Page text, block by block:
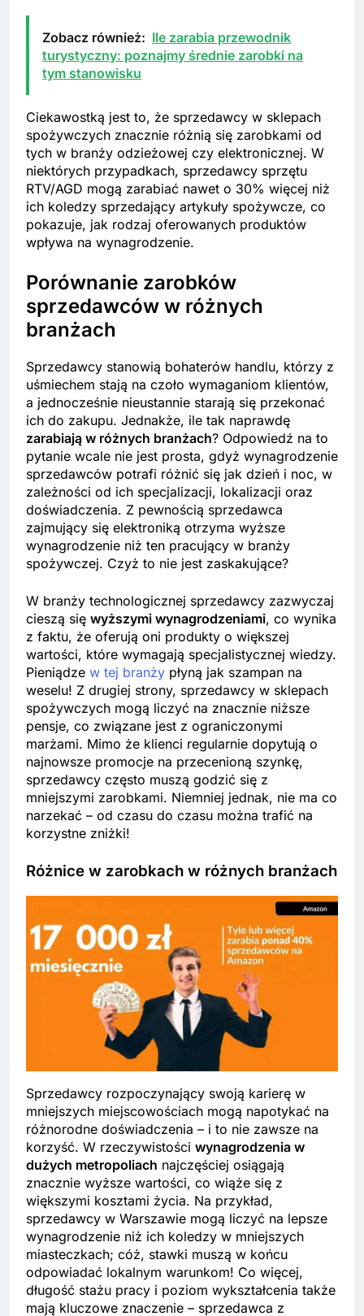
Zobacz również: Ile zarabia przewodnik
turystyczny: poznajmy średnie zarobki na
tym stanowisku
Ciekawostką jest to, że sprzedawcy w sklepach
spożywczych znacznie różnią się zarobkami od
tych w branży odzieżowej czy elektronicznej. W
niektórych przypadkach, sprzedawcy sprzętu
RTV/AGD mogą zarabiać nawet o 30% więcej niż
ich koledzy sprzedający artykuły spożywcze, co
pokazuje, jak rodzaj oferowanych produktów
wpływa na wynagrodzenie.
Porównanie zarobków
sprzedawców w różnych
branżach
Sprzedawcy stanowią bohaterów handlu, którzy z
uśmiechem stają na czoło wymaganiom klientów,
a jednocześnie nieustannie starają się przekonać
ich do zakupu. Jednakże, ile tak naprawdę
zarabiają w różnych branżach? Odpowiedź na to
pytanie wcale nie jest prosta, gdyż wynagrodzenie
sprzedawców potrafi różnić się jak dzień i noc, w
zależności od ich specjalizacji, lokalizacji oraz
doświadczenia. Z pewnością sprzedawca
zajmujący się elektroniką otrzyma wyższe
wynagrodzenie niż ten pracujący w branży
spożywczej. Czyż to nie jest zaskakujące?
W branży technologicznej sprzedawcy zazwyczaj
cieszą się wyższymi wynagrodzeniami, co wynika
z faktu, że oferują oni produkty o większej
wartości, które wymagają specjalistycznej wiedzy.
Pieniądze w tej branży płyną jak szampan na
weselu! Z drugiej strony, sprzedawcy w sklepach
spożywczych mogą liczyć na znacznie niższe
pensje, co związane jest z ograniczonymi
marżami. Mimo że klienci regularnie dopytują o
najnowsze promocje na przecenioną szynkę,
sprzedawcy często muszą godzić się z
mniejszymi zarobkami. Niemniej jednak, nie ma co
narzekać – od czasu do czasu można trafić na
korzystne zniżki!
Różnice w zarobkach w różnych branżach
Sprzedawcy rozpoczynający swoją karierę w
mniejszych miejscowościach mogą napotykać na
różnorodne doświadczenia – i to nie zawsze na
korzyść. W rzeczywistości wynagrodzenia w
dużych metropoliach najczęściej osiągają
znacznie wyższe wartości, co wiąże się z
większymi kosztami życia. Na przykład,
sprzedawcy w Warszawie mogą liczyć na lepsze
wynagrodzenie niż ich koledzy w mniejszych
miasteczkach; cóż, stawki muszą w końcu
odpowiadać lokalnym warunkom! Co więcej,
długość stażu pracy i poziom wykształcenia także
mają kluczowe znaczenie – sprzedawca z